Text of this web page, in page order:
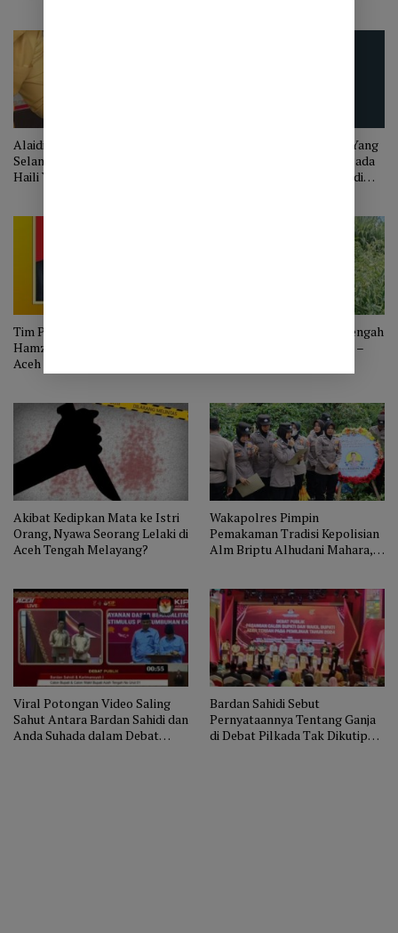
Alaidin Abu Abbas Ucapkan
Selamat Atas Kemenangan
Haili Yoga dan Muchsin Hasan
Tahukah Kamu, Kata Apa Yang
Paling Sering Diucapkan Pada
Malam Menjelang Pemilu di
Tim Pemenangan Bustami
Hamzah – Syeh Fadhil Rahmi di
Aceh Tengah Dilatih Gunakan
Aplikasi
Harga Cabai Ketol Aceh Tengah
di Tingkat Petani Tak Baik –
Akibat Kedipkan Mata ke Istri
Orang, Nyawa Seorang Lelaki di
Aceh Tengah Melayang?
Wakapolres Pimpin
Pemakaman Tradisi Kepolisian
Alm Briptu Alhudani Mahara,
Viral Potongan Video Saling
Sahut Antara Bardan Sahidi dan
Anda Suhada dalam Debat
Bardan Sahidi Sebut
Pernyataannya Tentang Ganja
di Debat Pilkada Tak Dikutip